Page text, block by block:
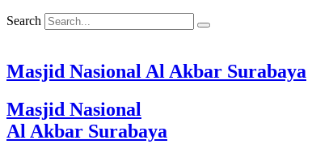
Search
Masjid Nasional Al Akbar Surabaya
Masjid Nasional
Al Akbar Surabaya